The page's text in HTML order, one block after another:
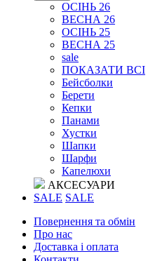
ОСІНЬ 26
ВЕСНА 26
ОСІНЬ 25
ВЕСНА 25
sale
ПОКАЗАТИ ВСІ
Бейсболки
Берети
Кепки
Панами
Хустки
Шапки
Шарфи
Капелюхи
АКСЕСУАРИ
SALE SALE
Повернення та обмін
Про нас
Доставка і оплата